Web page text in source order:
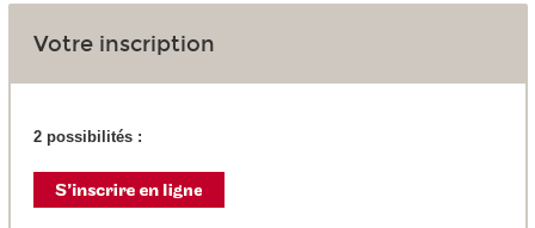
Votre inscription
2 possibilités :